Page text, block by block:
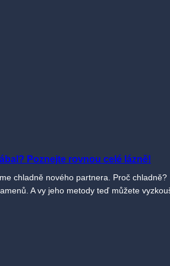
Poznejte rovnou celé lázně!
chladně nového partnera. Proč
A vy jeho metody teď můžete